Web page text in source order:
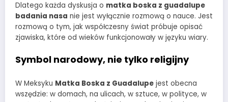
Dlatego każda dyskusja o matka boska z guadalupe
badania nasa nie jest wyłącznie rozmową o nauce. Jest
rozmową o tym, jak współczesny świat próbuje opisać
zjawiska, które od wieków funkcjonowały w języku wiary.
Symbol narodowy, nie tylko religijny
W Meksyku Matka Boska z Guadalupe jest obecna
wszędzie: w domach, na ulicach, w sztuce, w polityce, w